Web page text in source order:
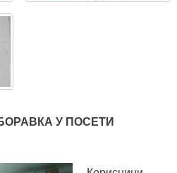
У ПОСЕТИ